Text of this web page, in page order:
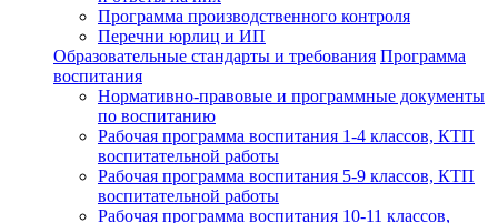
Программа производственного контроля
Перечни юрлиц и ИП
Образовательные стандарты и требования Программа
воспитания
Нормативно-правовые и программные документы
по воспитанию
Рабочая программа воспитания 1-4 классов, КТП
воспитательной работы
Рабочая программа воспитания 5-9 классов, КТП
воспитательной работы
Рабочая программа воспитания 10-11 классов,